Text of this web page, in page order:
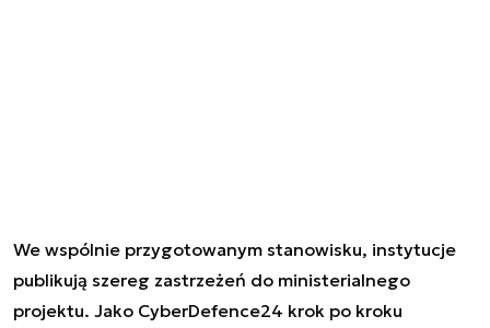
We wspólnie przygotowanym stanowisku, instytucje
publikują szereg zastrzeżeń do ministerialnego
projektu. Jako CyberDefence24 krok po kroku